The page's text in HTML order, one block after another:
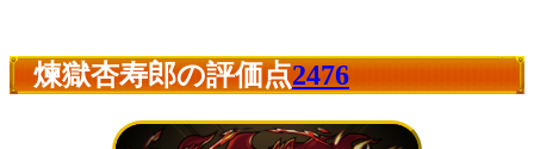
煉獄杏寿郎の評価点2476